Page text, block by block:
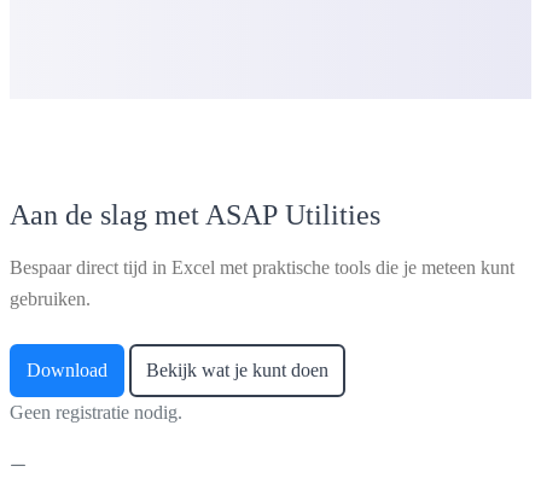
Aan de slag met ASAP Utilities
Bespaar direct tijd in Excel met praktische tools die je meteen kunt
gebruiken.
Download Bekijk wat je kunt doen
Geen registratie nodig.